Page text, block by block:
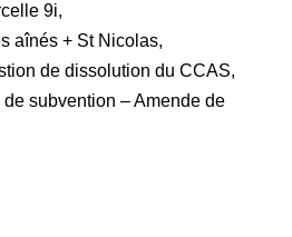
9i,
aînés + St Nicolas,
de dissolution du CCAS,
subvention – Amende de